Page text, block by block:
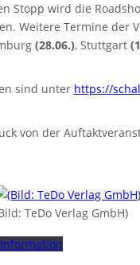
Stopp wird die
Weitere Termine der
(28.06.), Stuttgart
sind unter https://
von der
TeDo Verlag GmbH)